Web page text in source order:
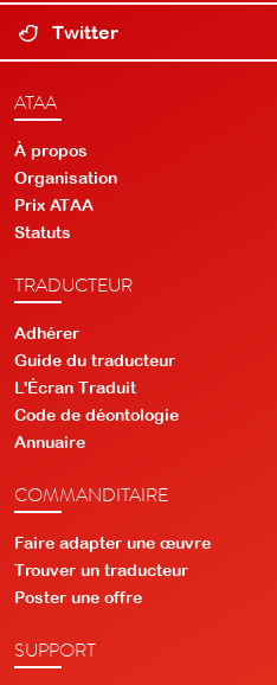
Twitter
ATAA
À propos
Organisation
Prix ATAA
Statuts
TRADUCTEUR
Adhérer
Guide du traducteur
L'Écran Traduit
Code de déontologie
Annuaire
COMMANDITAIRE
Faire adapter une œuvre
Trouver un traducteur
Poster une offre
SUPPORT